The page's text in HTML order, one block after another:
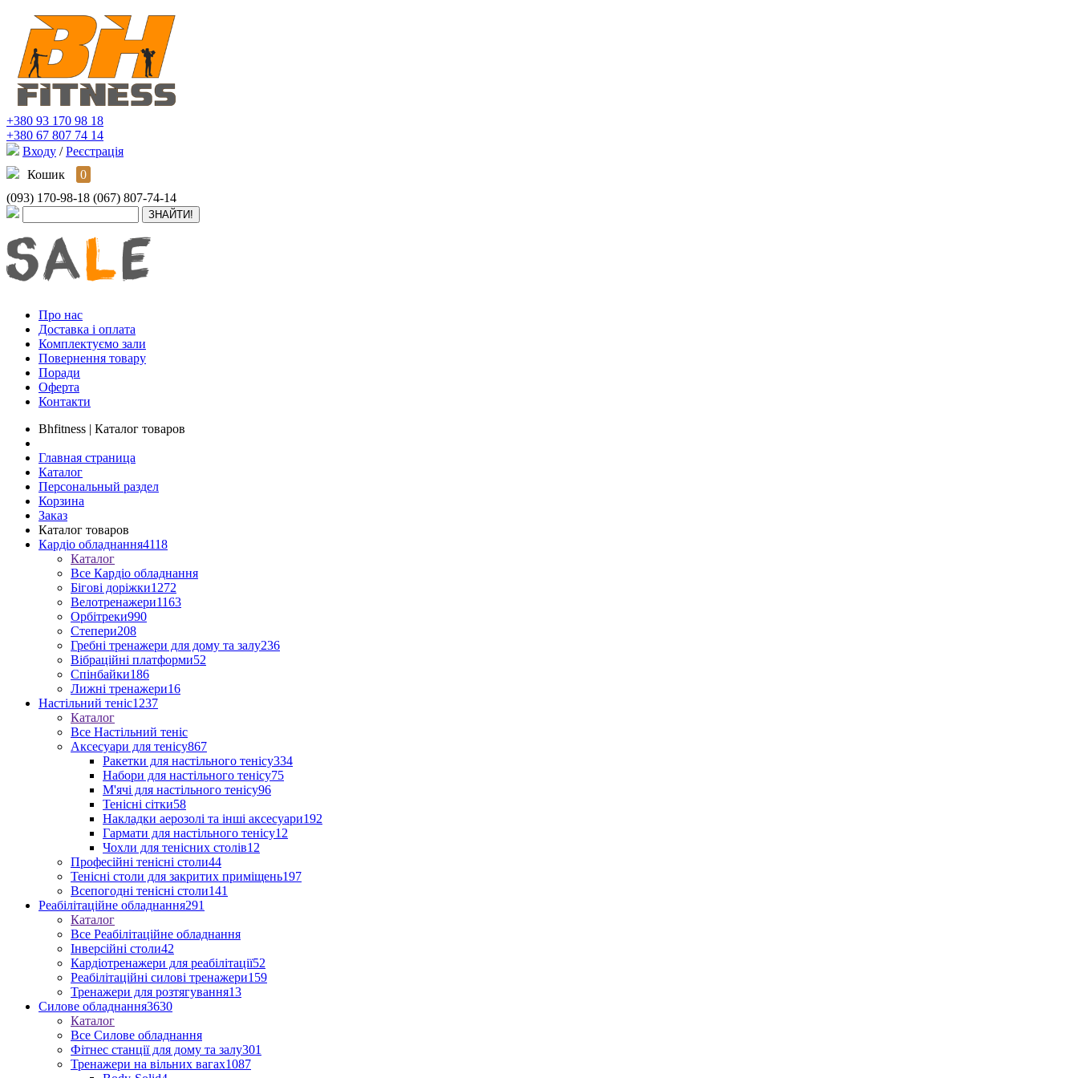
+380 93 170 98 18
+380 67 807 74 14
Входу / Реєстрація
Кошик
0
(093) 170-98-18 (067) 807-74-14
Про нас
Доставка і оплата
Комплектуємо зали
Повернення товару
Поради
Оферта
Контакти
Bhfitness | Каталог товаров
Главная страница
Каталог
Персональный раздел
Корзина
Заказ
Каталог товаров
Кардіо обладнання4118
Каталог
Все Кардіо обладнання
Бігові доріжки1272
Велотренажери1163
Орбітреки990
Степери208
Гребні тренажери для дому та залу236
Вібраційні платформи52
Спінбайки186
Лижні тренажери16
Настільний теніс1237
Каталог
Все Настільний теніс
Аксесуари для тенісу867
Ракетки для настільного тенісу334
Набори для настільного тенісу75
М'ячі для настільного тенісу96
Тенісні сітки58
Накладки аерозолі та інші аксесуари192
Гармати для настільного тенісу12
Чохли для тенісних столів12
Професійні тенісні столи44
Тенісні столи для закритих приміщень197
Всепогодні тенісні столи141
Реабілітаційне обладнання291
Каталог
Все Реабілітаційне обладнання
Інверсійні столи42
Кардіотренажери для реабілітації52
Реабілітаційні силові тренажери159
Тренажери для розтягування13
Силове обладнання3630
Каталог
Все Силове обладнання
Фітнес станції для дому та залу301
Тренажери на вільних вагах1087